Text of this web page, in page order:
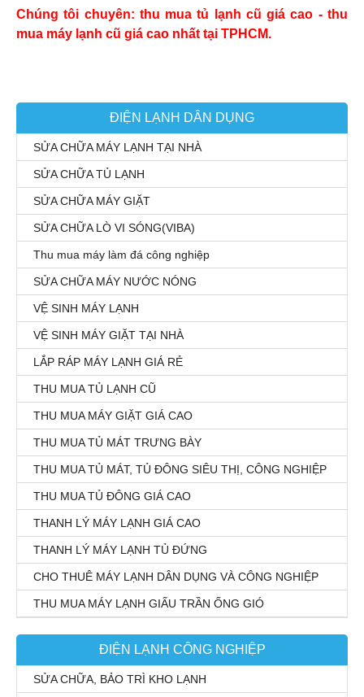
Chúng tôi chuyên: thu mua tủ lạnh cũ giá cao - thu
mua máy lạnh cũ giá cao nhất tại TPHCM.
ĐIỆN LẠNH DÂN DỤNG
SỬA CHỮA MÁY LẠNH TẠI NHÀ
SỬA CHỮA TỦ LẠNH
SỬA CHỮA MÁY GIẶT
SỬA CHỮA LÒ VI SÓNG(VIBA)
Thu mua máy làm đá công nghiệp
SỬA CHỮA MÁY NƯỚC NÓNG
VỆ SINH MÁY LẠNH
VỆ SINH MÁY GIẶT TẠI NHÀ
LẮP RÁP MÁY LẠNH GIÁ RẺ
THU MUA TỦ LẠNH CŨ
THU MUA MÁY GIẶT GIÁ CAO
THU MUA TỦ MÁT TRƯNG BÀY
THU MUA TỦ MÁT, TỦ ĐÔNG SIÊU THỊ, CÔNG NGHIỆP
THU MUA TỦ ĐÔNG GIÁ CAO
THANH LÝ MÁY LẠNH GIÁ CAO
THANH LÝ MÁY LẠNH TỦ ĐỨNG
CHO THUÊ MÁY LẠNH DÂN DỤNG VÀ CÔNG NGHIỆP
THU MUA MÁY LẠNH GIẤU TRẦN ỐNG GIÓ
ĐIỆN LẠNH CÔNG NGHIỆP
SỬA CHỮA, BẢO TRÌ KHO LẠNH